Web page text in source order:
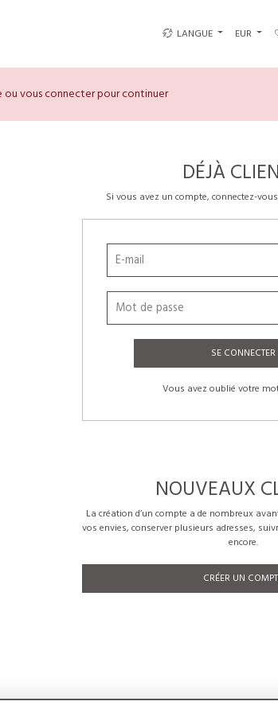
LANGUE EUR
vous connecter pour continuer
DÉJÀ
Si vous avez un compte, connectez-
SE CONNECTER
Vous avez oublié votre
NOUVEAUX
La création d’un compte a de nombreux
vos envies, conserver plusieurs adresses,
encore.
CRÉER UN